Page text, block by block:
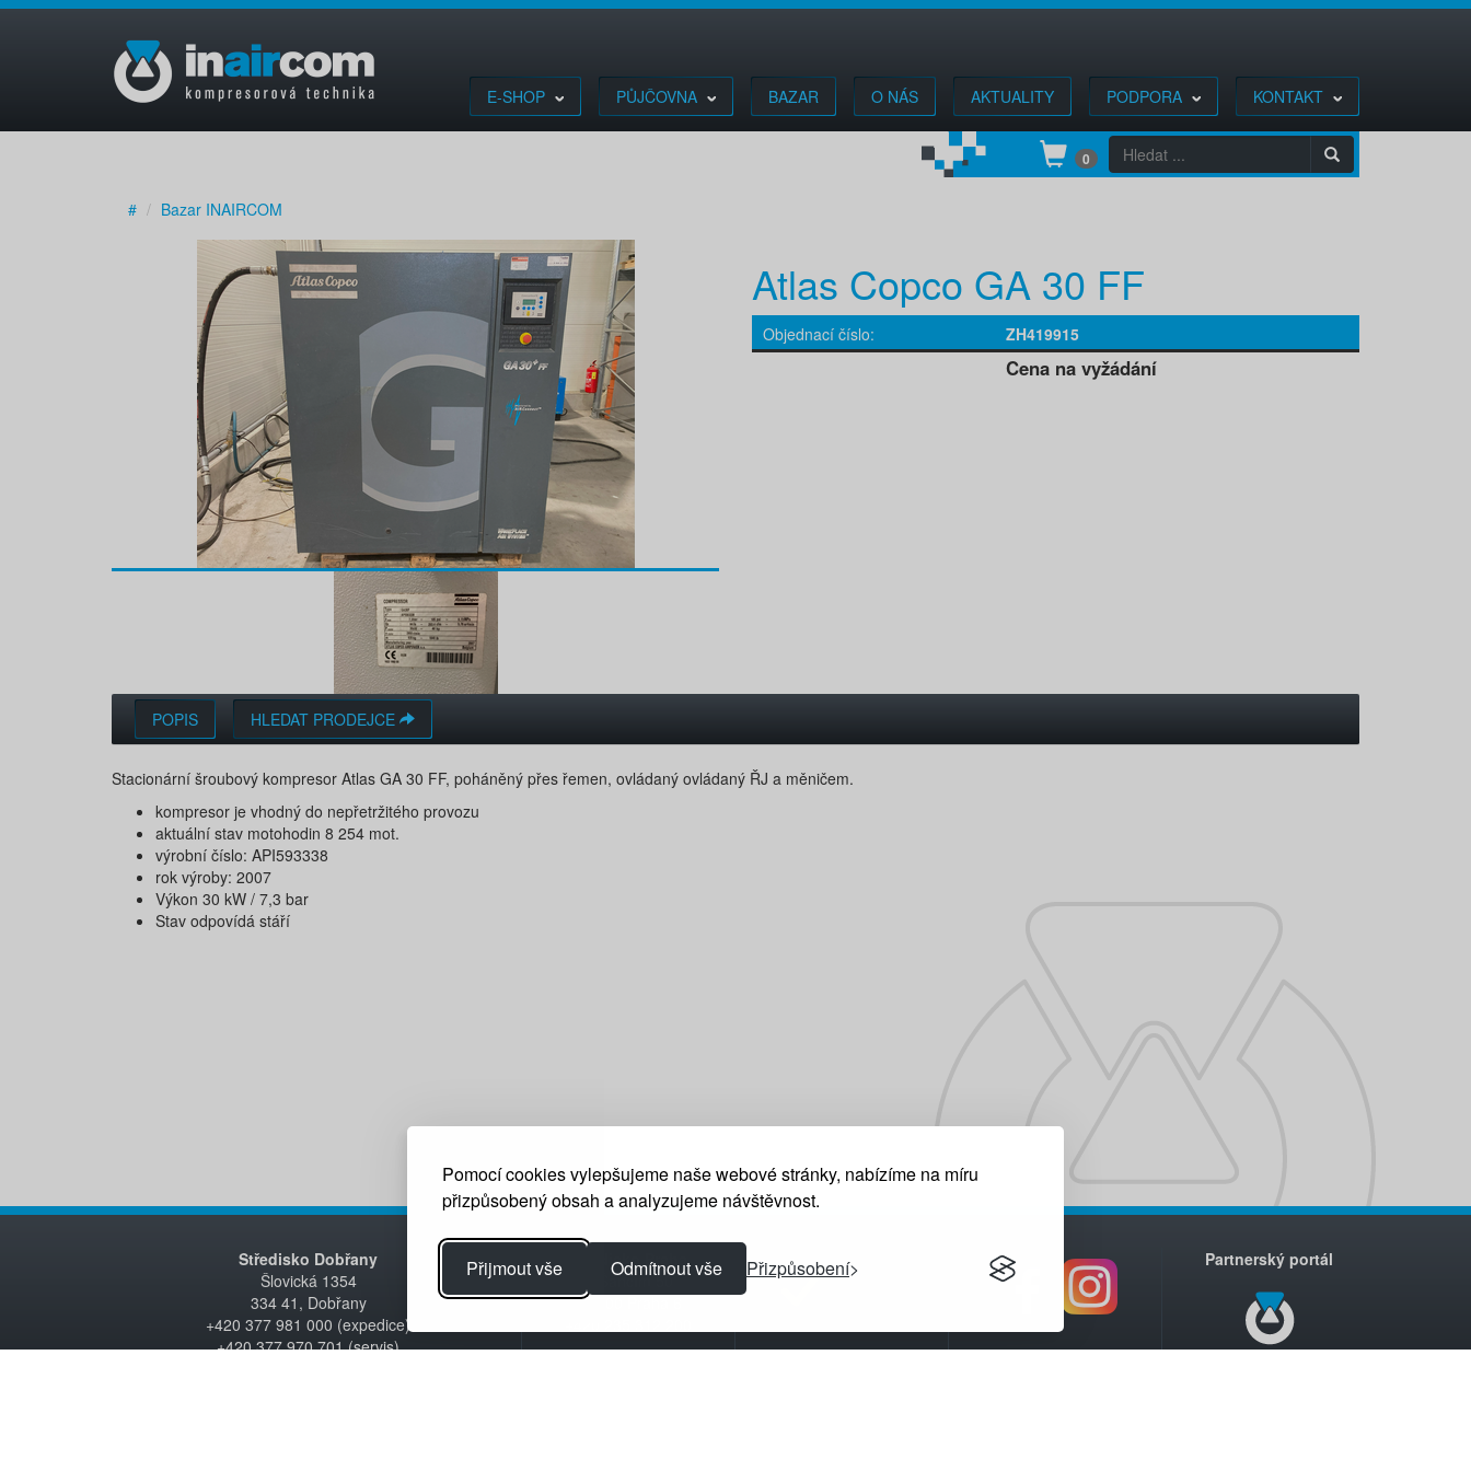
Pomocí cookies vylepšujeme naše webové stránky, nabízíme na míru
přizpůsobený obsah a analyzujeme návštěvnost.
Přijmout vše Odmítnout vše Přizpůsobení
E-SHOP PŮJČOVNA BAZAR O NÁS AKTUALITY PODPORA KONTAKT
0
# Bazar INAIRCOM
Atlas Copco GA 30 FF
Objednací číslo ZH419915
Cena na vyžádání
POPIS HLEDAT PRODEJCE
Stacionární šroubový kompresor Atlas GA 30 FF, poháněný přes řemen, ovládaný ovládaný ŘJ a měničem.
kompresor je vhodný do nepřetržitého provozu
aktuální stav motohodin 8 254 mot.
výrobní číslo: API593338
rok výroby: 2007
Výkon 30 kW / 7,3 bar
Stav odpovídá stáří
Středisko Dobřany
Šlovická 1354
334 41, Dobřany
+420 377 981 000 (expedice)
+420 377 970 701 (servis)
Středisko Praha
K Šancím 50
163 00 Praha 6
Partnerský portál